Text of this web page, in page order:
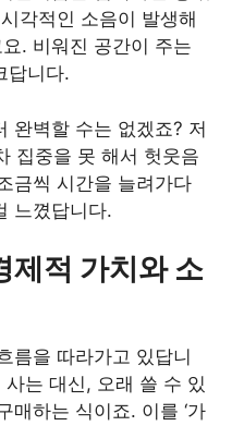
각적인 소음이 발생해
. 비워진 공간이 주는
답니다.
완벽할 수는 없겠죠? 저
집중을 못 해서 헛웃음
금씩 시간을 늘려가다
느꼈답니다.
제적 가치와 소
름을 따라가고 있답니
는 대신, 오래 쓸 수 있
매하는 식이죠. 이를 ‘가